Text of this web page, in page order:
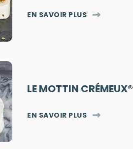
EN SAVOIR PLUS
LE MOTTIN CRÉMEUX®
EN SAVOIR PLUS